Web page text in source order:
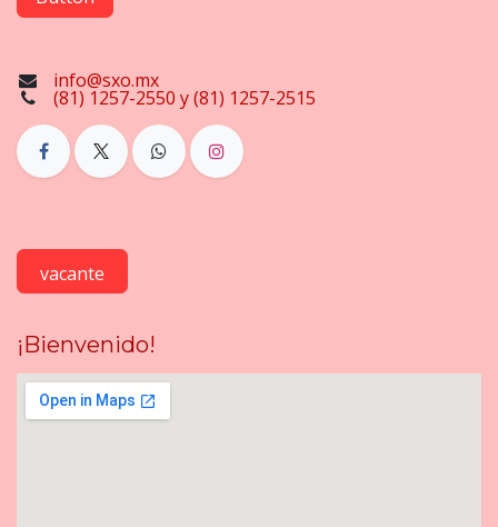
info@sxo.mx
(81) 1257-2550 y (81) 1257-2515
vacante
¡Bienvenido!